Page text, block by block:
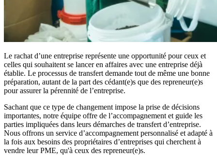
Le rachat d’une entreprise représente une opportunité pour ceux et
celles qui souhaitent se lancer en affaires avec une entreprise déjà
établie. Le processus de transfert demande tout de même une bonne
préparation, autant de la part des cédant(e)s que des repreneur(e)s
pour assurer la pérennité de l’entreprise.
Sachant que ce type de changement impose la prise de décisions
importantes, notre équipe offre de l’accompagnement et guide les
parties impliquées dans leurs démarches de transfert d’entreprise.
Nous offrons un service d’accompagnement personnalisé et adapté à
la fois aux besoins des propriétaires d’entreprises qui cherchent à
vendre leur PME, qu'à ceux des repreneur(e)s.